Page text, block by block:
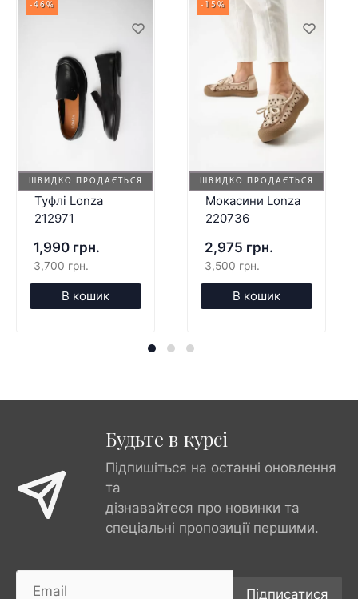
ШВИДКО ПРОДАЄТЬСЯ
-46%
Туфлі Lonza
212971
1,990 грн.
3,700 грн.
В кошик
ШВИДКО ПРОДАЄТЬСЯ
-15%
Мокасини Lonza
220736
2,975 грн.
3,500 грн.
В кошик
Будьте в курсі
Підпишіться на останні оновлення
та
дізнавайтеся про новинки та
спеціальні пропозиції першими.
Підписатися